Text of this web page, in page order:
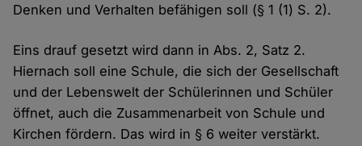
Denken und Verhalten befähigen soll (§ 1 (1) S. 2).
Eins drauf gesetzt wird dann in Abs. 2, Satz 2.
Hiernach soll eine Schule, die sich der Gesellschaft
und der Lebenswelt der Schülerinnen und Schüler
öffnet, auch die Zusammenarbeit von Schule und
Kirchen fördern. Das wird in § 6 weiter verstärkt.